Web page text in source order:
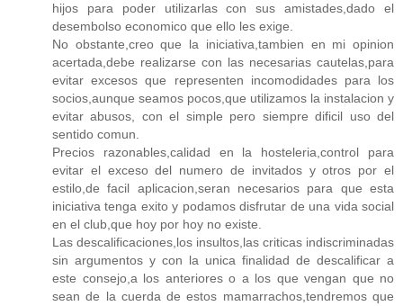
hijos para poder utilizarlas con sus amistades,dado el
desembolso economico que ello les exige.
No obstante,creo que la iniciativa,tambien en mi opinion
acertada,debe realizarse con las necesarias cautelas,para
evitar excesos que representen incomodidades para los
socios,aunque seamos pocos,que utilizamos la instalacion y
evitar abusos, con el simple pero siempre dificil uso del
sentido comun.
Precios razonables,calidad en la hosteleria,control para
evitar el exceso del numero de invitados y otros por el
estilo,de facil aplicacion,seran necesarios para que esta
iniciativa tenga exito y podamos disfrutar de una vida social
en el club,que hoy por hoy no existe.
Las descalificaciones,los insultos,las criticas indiscriminadas
sin argumentos y con la unica finalidad de descalificar a
este consejo,a los anteriores o a los que vengan que no
sean de la cuerda de estos mamarrachos,tendremos que